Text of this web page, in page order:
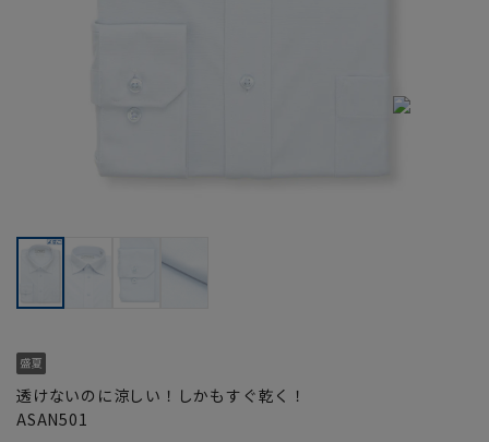
透けないのに涼しい！しかもすぐ乾く！
ASAN501